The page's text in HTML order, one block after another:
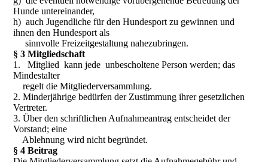
Hunde untereinander,
h) auch Jugendliche für den Hundesport zu gewinnen und
ihnen den Hundesport als
sinnvolle Freizeitgestaltung nahezubringen.
§ 3 Mitgliedschaft
1. Mitglied kann jede unbescholtene Person werden; das
Mindestalter
regelt die Mitgliederversammlung.
2. Minderjährige bedürfen der Zustimmung ihrer gesetzlichen
Vertreter.
3. Über den schriftlichen Aufnahmeantrag entscheidet der
Vorstand; eine
Ablehnung wird nicht begründet.
§ 4 Beitrag